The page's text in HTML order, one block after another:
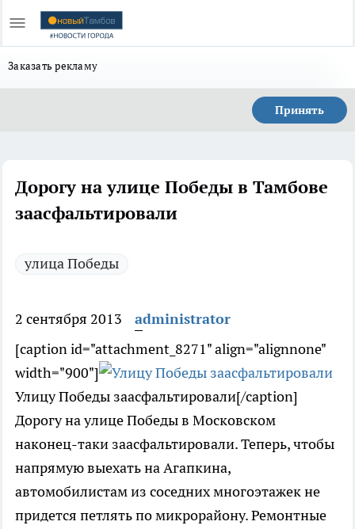
Заказать рекламу
Принять
Дорогу на улице Победы в Тамбове
заасфальтировали
улица Победы
2 сентября 2013
administrator
[caption id="attachment_8271" align="alignnone"
width="900"]
Улицу Победы заасфальтировали[/caption]
Дорогу на улице Победы в Московском
наконец-таки заасфальтировали. Теперь, чтобы
напрямую выехать на Агапкина,
автомобилистам из соседних многоэтажек не
придется петлять по микрорайону. Ремонтные